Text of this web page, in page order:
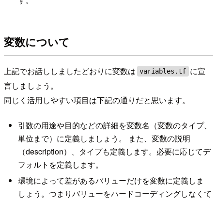
変数について
上記でお話ししましたどおりに変数は variables.tf に宣
言しましょう。
同じく活用しやすい項目は下記の通りだと思います。
引数の用途や目的などの詳細を変数名（変数のタイプ、
単位まで）に定義しましょう。 また、変数の説明
（description）、タイプも定義します。必要に応じてデ
フォルトを定義します。
環境によって差があるバリューだけを変数に定義しま
しょう。つまりバリューをハードコーディングしなくて